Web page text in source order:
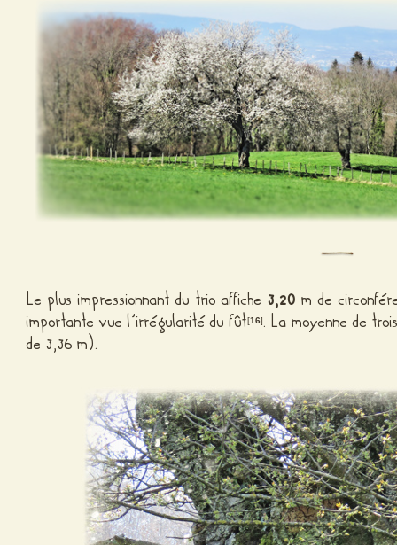
Le plus impressionnant du trio affiche 3,20 m de
importante vue l’irrégularité du fût[16]. La moyenne de
de 3,36 m).